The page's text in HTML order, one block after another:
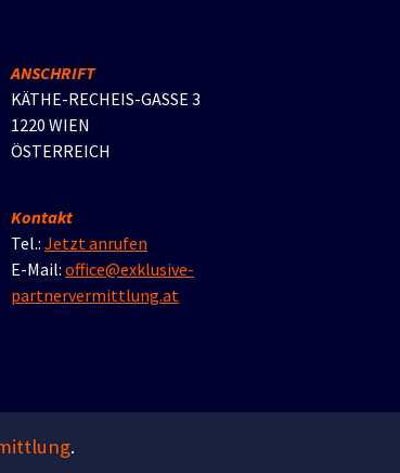
ANSCHRIFT
KÄTHE-RECHEIS-GASSE 3
1220 WIEN
ÖSTERREICH
Kontakt
Tel.: Jetzt anrufen
E-Mail: office@exklusive-
partnervermittlung.at
.